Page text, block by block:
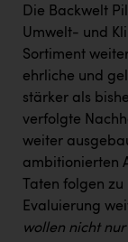
Die Backwelt
Umwelt- und
Sortiment
ehrliche und
stärker als
verfolgte
weiter
ambitionierten
Taten folgen
Evaluierung
wollen nicht